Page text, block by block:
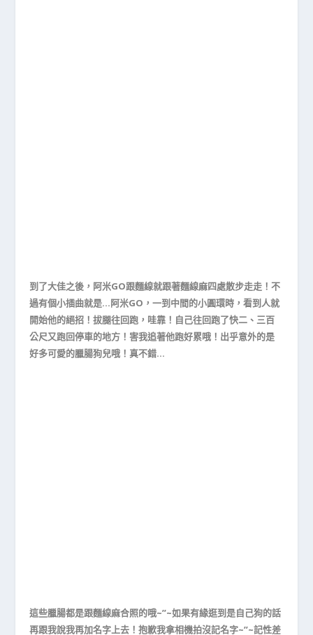
到了大佳之後，阿米GO跟麵線就跟著麵線麻四處散步走走！不
過有個小插曲就是…阿米GO，一到中間的小圓環時，看到人就
開始他的絕招！拔腿往回跑，哇靠！自己往回跑了快二、三百
公尺又跑回停車的地方！害我追著他跑好累哦！出乎意外的是
好多可愛的臘腸狗兒哦！真不錯…
這些臘腸都是跟麵線麻合照的哦~”~如果有緣逛到是自己狗的話
再跟我說我再加名字上去！抱歉我拿相機拍沒記名字~”~記性差